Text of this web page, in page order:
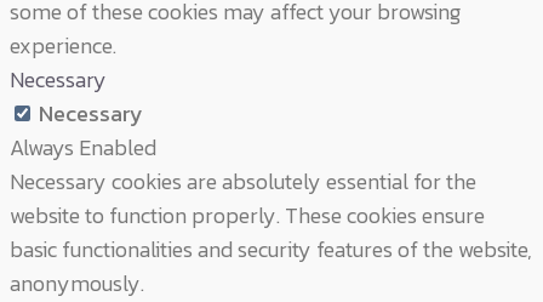
some of these cookies may affect your browsing
experience.
Necessary
Necessary
Always Enabled
Necessary cookies are absolutely essential for the
website to function properly. These cookies ensure
basic functionalities and security features of the website,
anonymously.